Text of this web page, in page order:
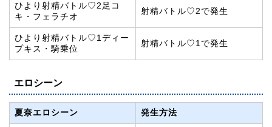
ひより射精バトル♡2足コ
キ・フェラチオ
射精バトル♡2で発生
ひより射精バトル♡1ディー
プキス・騎乗位
射精バトル♡1で発生
エロシーン
夏奈エロシーン 発生方法